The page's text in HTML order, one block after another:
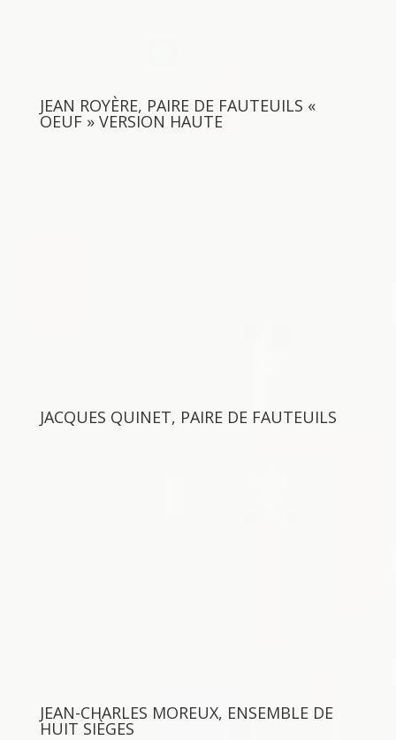
JEAN ROYÈRE, PAIRE DE FAUTEUILS «
OEUF » VERSION HAUTE
JACQUES QUINET, PAIRE DE FAUTEUILS
JEAN-CHARLES MOREUX, ENSEMBLE DE
HUIT SIÈGES